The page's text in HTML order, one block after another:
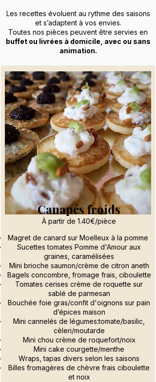
Les recettes évoluent au rythme des saisons
et s’adaptent à vos envies.
Toutes nos pièces peuvent être servies en
buffet ou livrées à domicile, avec ou sans
animation.
Canapés froids
À partir de 1.40€/pièce
Magret de canard sur Moelleux à la pomme
Sucettes tomates Pomme d'Amour aux
graines, caramélisées
Mini brioche saumon/crème de citron aneth
Bagels concombre, fromage frais, ciboulette
Tomates cerises crème de roquette sur
sablé de parmesan
Bouchée foie gras/confit d'oignons sur pain
d’épices maison
Mini cannelés de légumes:tomate/basilic,
cèleri/moutarde
Mini chou crème de roquefort/noix
Mini cake courgette/menthe
Wraps, tapas divers selon les saisons
Billes fromagères de chèvre frais ciboulette
et noix